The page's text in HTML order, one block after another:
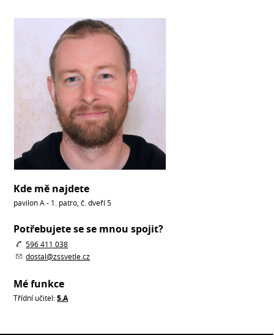
Kde mě najdete
pavilon A - 1. patro, č. dveří 5
Potřebujete se se mnou spojit?
596 411 038
dostal@zssvetle.cz
Mé funkce
Třídní učitel:5.A